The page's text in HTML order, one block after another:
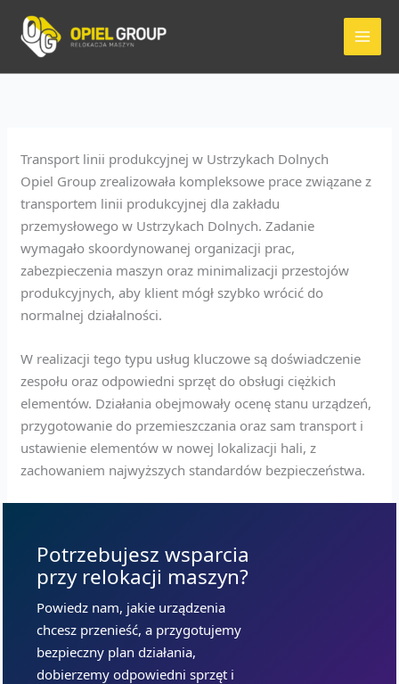
treści
Transport linii produkcyjnej w Ustrzykach Dolnych
Opiel Group zrealizowała kompleksowe prace związane z
transportem linii produkcyjnej dla zakładu
przemysłowego w Ustrzykach Dolnych. Zadanie
wymagało skoordynowanej organizacji prac,
zabezpieczenia maszyn oraz minimalizacji przestojów
produkcyjnych, aby klient mógł szybko wrócić do
normalnej działalności.
W realizacji tego typu usług kluczowe są doświadczenie
zespołu oraz odpowiedni sprzęt do obsługi ciężkich
elementów. Działania obejmowały ocenę stanu urządzeń,
przygotowanie do przemieszczania oraz sam transport i
ustawienie elementów w nowej lokalizacji hali, z
zachowaniem najwyższych standardów bezpieczeństwa.
Potrzebujesz wsparcia
przy relokacji maszyn?
Powiedz nam, jakie urządzenia
chcesz przenieść, a przygotujemy
bezpieczny plan działania,
dobierzemy odpowiedni sprzęt i